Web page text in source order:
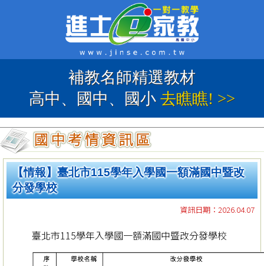
補教名師精選教材
高中、國中、國小去瞧瞧! >>
【情報】臺北市115學年入學國一額滿國中暨改
分發學校
資訊日期：2026.04.07
臺北市115學年入學國一額滿國中暨改分發學校